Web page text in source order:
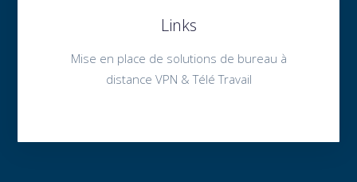
Links
Mise en place de solutions de bureau à
distance VPN & Télé Travail